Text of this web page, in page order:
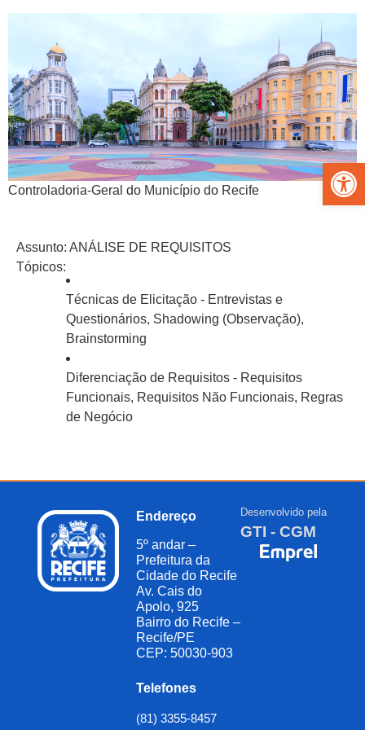
Abrir
Controladoria-Geral do Município do Recife
Assunto: ANÁLISE DE REQUISITOS
Tópicos:
Técnicas de Elicitação - Entrevistas e
Questionários, Shadowing (Observação),
Brainstorming
Diferenciação de Requisitos - Requisitos
Funcionais, Requisitos Não Funcionais, Regras
de Negócio
Endereço
5º andar –
Prefeitura da
Cidade do Recife
Av. Cais do
Apolo, 925
Bairro do Recife –
Recife/PE
CEP: 50030-903
Telefones
(81) 3355-8457
Desenvolvido pela
GTI - CGM